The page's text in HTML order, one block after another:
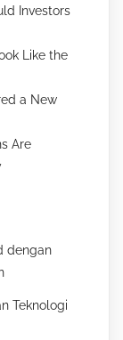
Investors
Like the
a New
Are
dengan
Teknologi